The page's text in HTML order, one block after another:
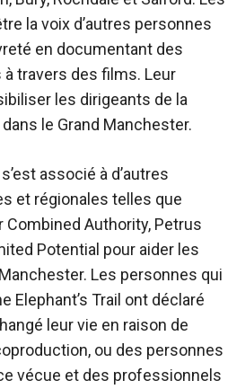
la voix d’autres personnes
en documentant des
travers des films. Leur
les dirigeants de la
le Grand Manchester.
associé à d’autres
et régionales telles que
Combined Authority, Petrus
Potential pour aider les
Les personnes qui
Elephant’s Trail ont déclaré
leur vie en raison de
ou des personnes
vécue et des professionnels